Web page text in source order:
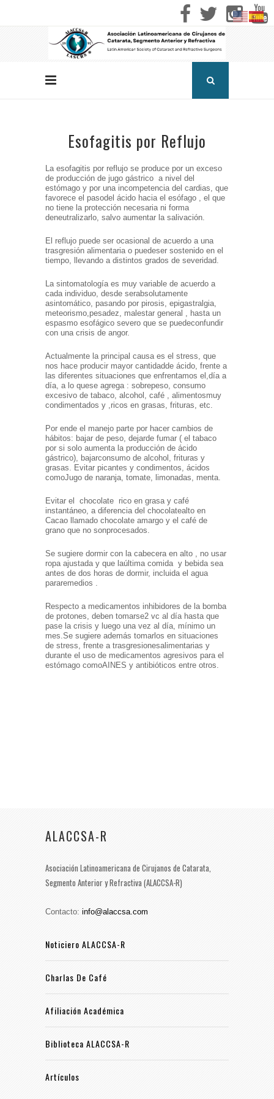
Esofagitis por Reflujo
La esofagitis por reflujo se produce por un exceso
de producción de jugo gástrico a nivel del
estómago y por una incompetencia del cardias, que
favorece el pasodel ácido hacia el esófago , el que
no tiene la protección necesaria ni forma
deneutralizarlo, salvo aumentar la salivación.
El reflujo puede ser ocasional de acuerdo a una
trasgresión alimentaria o puedeser sostenido en el
tiempo, llevando a distintos grados de severidad.
La sintomatología es muy variable de acuerdo a
cada individuo, desde serabsolutamente
asintomático, pasando por pirosis, epigastralgia,
meteorismo,pesadez, malestar general , hasta un
espasmo esofágico severo que se puedeconfundir
con una crisis de angor.
Actualmente la principal causa es el stress, que
nos hace producir mayor cantidadde ácido, frente a
las diferentes situaciones que enfrentamos el,día a
día, a lo quese agrega : sobrepeso, consumo
excesivo de tabaco, alcohol, café , alimentosmuy
condimentados y ,ricos en grasas, frituras, etc.
Por ende el manejo parte por hacer cambios de
hábitos: bajar de peso, dejarde fumar ( el tabaco
por si solo aumenta la producción de ácido
gástrico), bajarconsumo de alcohol, frituras y
grasas. Evitar picantes y condimentos, ácidos
comoJugo de naranja, tomate, limonadas, menta.
Evitar el chocolate rico en grasa y café
instantáneo, a diferencia del chocolatealto en
Cacao llamado chocolate amargo y el café de
grano que no sonprocesados.
Se sugiere dormir con la cabecera en alto , no usar
ropa ajustada y que laúltima comida y bebida sea
antes de dos horas de dormir, incluida el agua
pararemedios .
Respecto a medicamentos inhibidores de la bomba
de protones, deben tomarse2 vc al día hasta que
pase la crisis y luego una vez al día, mínimo un
mes.Se sugiere además tomarlos en situaciones
de stress, frente a trasgresionesalimentarias y
durante el uso de medicamentos agresivos para el
estómago comoAINES y antibióticos entre otros.
ALACCSA-R
Asociación Latinoamericana de Cirujanos de Catarata,
Segmento Anterior y Refractiva (ALACCSA-R)
Contacto: info@alaccsa.com
Noticiero ALACCSA-R
Charlas De Café
Afiliación Académica
Biblioteca ALACCSA-R
Artículos